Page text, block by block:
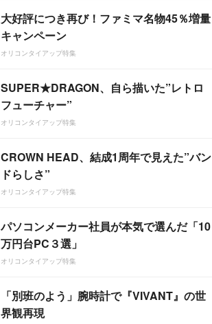
大好評につき再び！ファミマ名物45％増量
キャンペーン
オリコンタイアップ特集
SUPER★DRAGON、自ら描いた”レトロ
フューチャー”
オリコンタイアップ特集
CROWN HEAD、結成1周年で見えた”バン
ドらしさ”
オリコンタイアップ特集
パソコンメーカー社員が本気で選んだ「10
万円台PC３選」
オリコンタイアップ特集
「別班のよう」腕時計で『VIVANT』の世
界観再現